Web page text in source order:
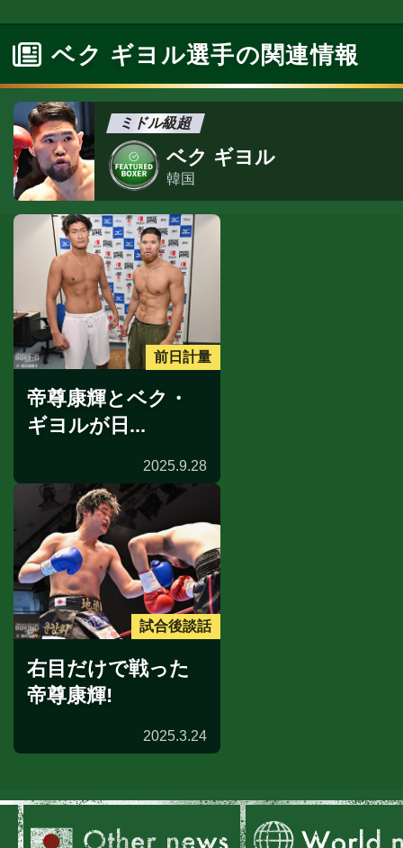
ベク ギヨル選手の関連情報
ミドル級超
ベク ギヨル
韓国
前日計量
帝尊康輝とベク・
ギヨルが日...
2025.9.28
試合後談話
右目だけで戦った
帝尊康輝!
2025.3.24